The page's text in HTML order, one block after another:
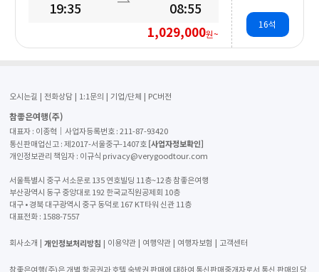
19:35 08:55
1,029,000원~
16석
오시는길 전화상담 1:1문의 기업/단체 PC버전
참좋은여행(주)
대표자 : 이종혁│사업자등록번호 : 211-87-93420
통신판매업신고 : 제2017-서울중구-1407호 [사업자정보확인]
개인정보관리 책임자 : 이규식 privacy@verygoodtour.com
서울특별시 중구 서소문로 135 연호빌딩 11층~12층 참좋은여행
부산광역시 동구 중앙대로 192 한국교직원공제회 10층
대구 • 경북 대구광역시 중구 동덕로 167 KT타워 신관 11층
대표전화 : 1588-7557
회사소개 개인정보처리방침 이용약관 여행약관 여행자보험 고객센터
참좋은여행(주)은 개별 항공권과 호텔 숙박권 판매에 대하여 통신판매중개자로서 통신 판매의 당